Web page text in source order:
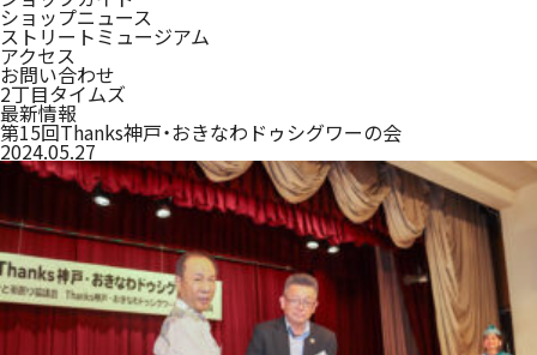
ショップニュース
ストリートミュージアム
アクセス
お問い合わせ
2丁目タイムズ
最新情報
第15回Thanks神戸・おきなわドゥシグワーの会
2024.05.27